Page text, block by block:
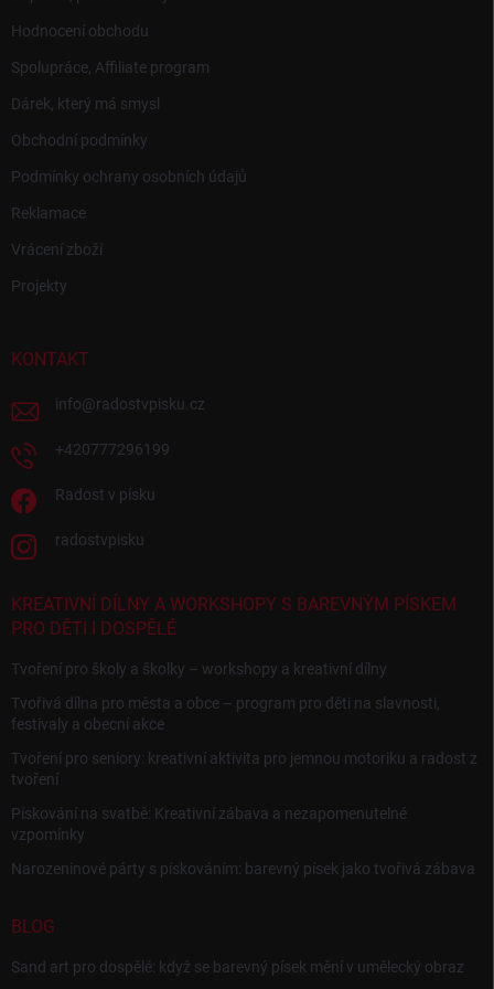
Hodnocení obchodu
Spolupráce, Affiliate program
Dárek, který má smysl
Obchodní podmínky
Podmínky ochrany osobních údajů
Reklamace
Vrácení zboží
Projekty
KONTAKT
info@radostvpisku.cz
+420777296199
Radost v písku
radostvpisku
KREATIVNÍ DÍLNY A WORKSHOPY S BAREVNÝM PÍSKEM
PRO DĚTI I DOSPĚLÉ
Tvoření pro školy a školky – workshopy a kreativní dílny
Tvořivá dílna pro města a obce – program pro děti na slavnosti,
festivaly a obecní akce
Tvoření pro seniory: kreativní aktivita pro jemnou motoriku a radost z
tvoření
Pískování na svatbě: Kreativní zábava a nezapomenutelné
vzpomínky
Narozeninové párty s pískováním: barevný písek jako tvořivá zábava
BLOG
Sand art pro dospělé: když se barevný písek mění v umělecký obraz